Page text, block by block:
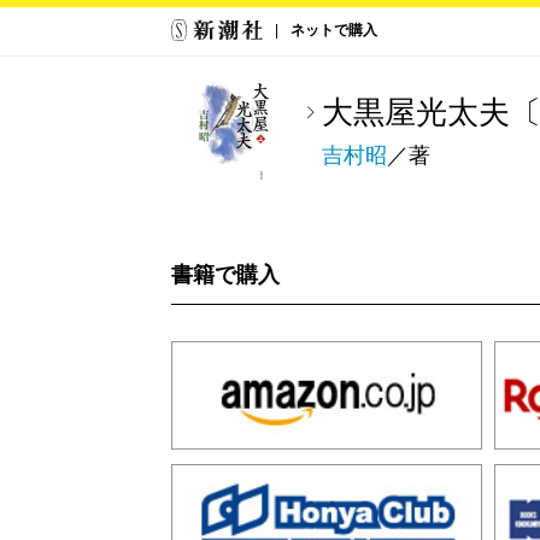
ネットで購入
大黒屋光太夫
吉村昭 ／著
書籍で購入